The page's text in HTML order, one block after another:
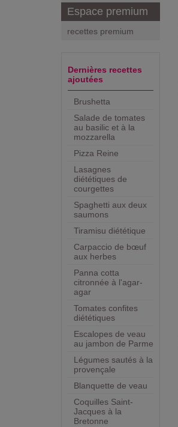
Espace premium
recettes premium
Dernières recettes
ajoutées
Brushetta
Salade de tomates
au basilic et à la
mozzarella
Pizza Reine
Lasagnes
diététiques de
courgettes
Spaghetti aux deux
saumons
Tiramisu diététique
Carpaccio de bœuf
aux herbes
Panna cotta
citronnée à l'agar-
agar
Tomates confites
diététiques
Escalopes de veau
au jambon de Parme
Légumes sautés à la
provençale
Blanquette de veau
Coquilles Saint-
Jacques à la
Bretonne